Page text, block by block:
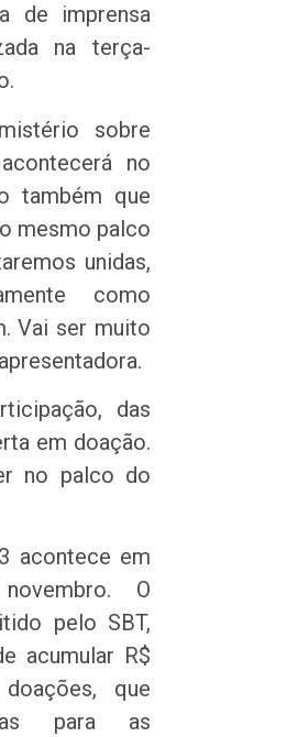
de imprensa
na terça-
sobre
no
também que
mesmo palco
unidas,
como
Vai ser muito
das
em doação.
no palco do
acontece em
O
pelo SBT,
acumular R$
que
para as